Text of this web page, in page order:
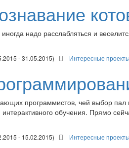
надо расслабляться и
- 31.05.2015) Интересные
программистов, чей выбор
обучения. Прямо
- 15.02.2015) Интересные